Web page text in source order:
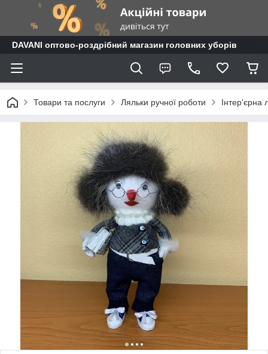
DAVANI оптово-роздрібний магазин головних уборів
Товари та послуги Ляльки ручної роботи Інтер'єрна